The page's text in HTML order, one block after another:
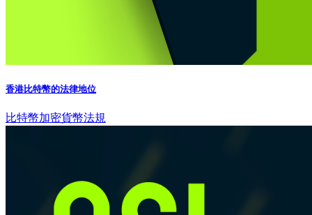
香港比特幣的法律地位
比特幣加密貨幣法規